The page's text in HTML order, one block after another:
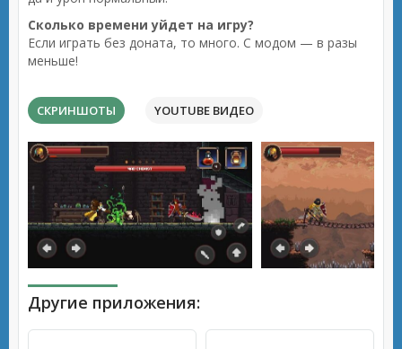
Сколько времени уйдет на игру?
Если играть без доната, то много. С модом — в разы
меньше!
СКРИНШОТЫ YOUTUBE ВИДЕО
Другие приложения: